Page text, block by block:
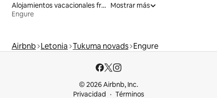
Alojamientos vacacionales frente a la playa
Engure
Mostrar más
Airbnb Letonia Tukuma novads Engure
© 2026 Airbnb, Inc.
Privacidad
Términos